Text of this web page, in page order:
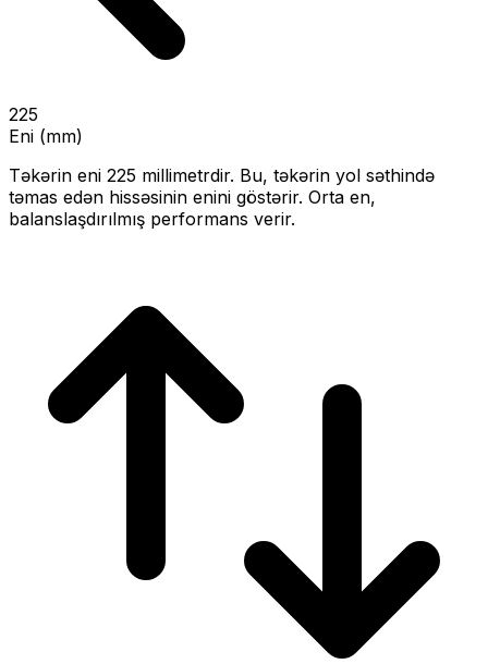
225
Eni (mm)
Təkərin eni 225 millimetrdir. Bu, təkərin yol səthində
təmas edən hissəsinin enini göstərir. Orta en,
balanslaşdırılmış performans verir.